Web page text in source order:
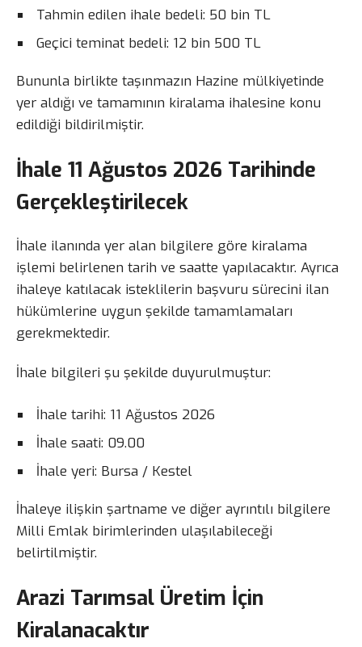
Tahmin edilen ihale bedeli: 50 bin TL
Geçici teminat bedeli: 12 bin 500 TL
Bununla birlikte taşınmazın Hazine mülkiyetinde
yer aldığı ve tamamının kiralama ihalesine konu
edildiği bildirilmiştir.
İhale 11 Ağustos 2026 Tarihinde
Gerçekleştirilecek
İhale ilanında yer alan bilgilere göre kiralama
işlemi belirlenen tarih ve saatte yapılacaktır. Ayrıca
ihaleye katılacak isteklilerin başvuru sürecini ilan
hükümlerine uygun şekilde tamamlamaları
gerekmektedir.
İhale bilgileri şu şekilde duyurulmuştur:
İhale tarihi: 11 Ağustos 2026
İhale saati: 09.00
İhale yeri: Bursa / Kestel
İhaleye ilişkin şartname ve diğer ayrıntılı bilgilere
Milli Emlak birimlerinden ulaşılabileceği
belirtilmiştir.
Arazi Tarımsal Üretim İçin
Kiralanacaktır